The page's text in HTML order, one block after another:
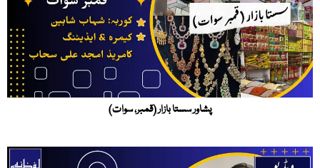
پشاور سستا بازار (قمبر، سوات)